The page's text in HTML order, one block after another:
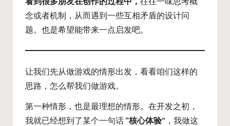
念或者机制，从而遇到一些互相矛盾的设计问
题。也是希望能带来一点启发吧。
让我们先从做游戏的情形出发，看看咱们这样的
思路，怎么帮我们做游戏。
第一种情形，也是最理想的情形。在开发之初，
我就已经想到了某个一句话 “核心体验”，我做这